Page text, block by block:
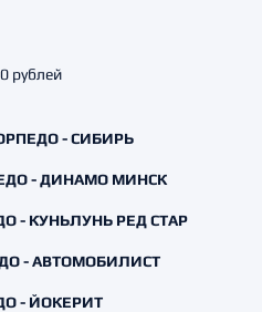
рублей
- СИБИРЬ
- ДИНАМО МИНСК
- КУНЬЛУНЬ РЕД СТАР
- АВТОМОБИЛИСТ
- ЙОКЕРИТ